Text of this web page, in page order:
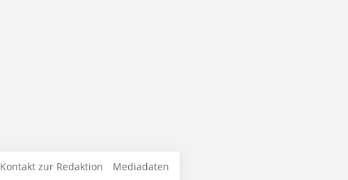
Kontakt zur Redaktion Mediadaten